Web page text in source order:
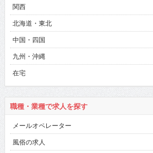
関西
北海道・東北
中国・四国
九州・沖縄
在宅
職種・業種で求人を探す
メールオペレーター
風俗の求人